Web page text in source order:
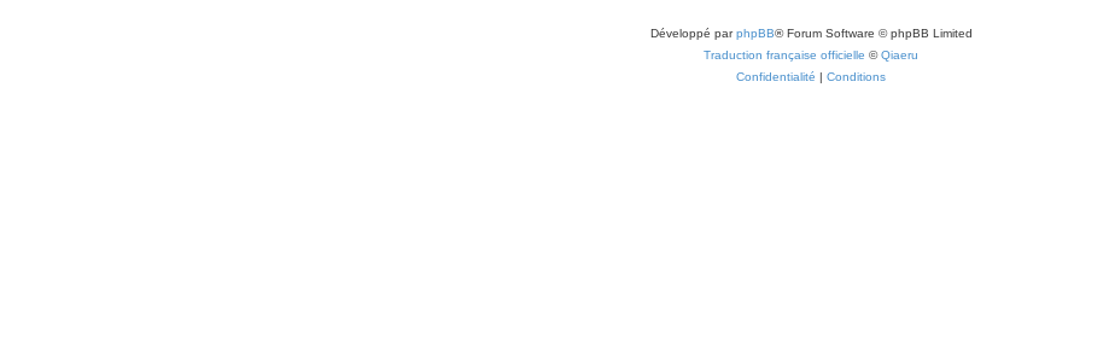
Développé parphpBB® Forum Software © phpBB Limited
Traduction française officielle ©Qiaeru
Confidentialité | Conditions